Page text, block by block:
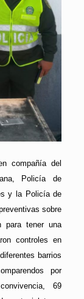
compañía del
Policía de
y la Policía de
sobre
para tener una
controles en
barrios
por
69